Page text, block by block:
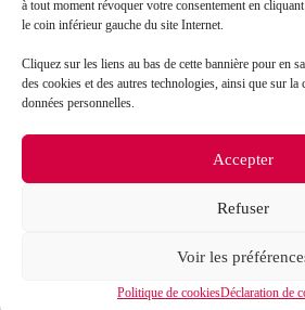
à tout moment révoquer votre consentement en
le coin inférieur gauche du site Internet.
Cliquez sur les liens au bas de cette bannière pour en
des cookies et des autres technologies, ainsi que sur la
données personnelles.
Accepter
Refuser
Voir les
Politique de cookiesDéclaration de
Objet de votre demande*
Message*